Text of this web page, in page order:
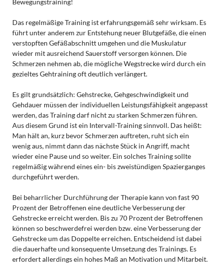
Das regelmäßige Training ist erfahrungsgemäß sehr wirksam. Es
führt unter anderem zur Entstehung neuer Blutgefäße, die einen
verstopften Gefäßabschnitt umgehen und die Muskulatur
wieder mit ausreichend Sauerstoff versorgen können. Die
Schmerzen nehmen ab, die mögliche Wegstrecke wird durch ein
gezieltes Gehtraining oft deutlich verlängert.
Es gilt grundsätzlich: Gehstrecke, Gehgeschwindigkeit und
Gehdauer müssen der individuellen Leistungsfähigkeit angepasst
werden, das Training darf nicht zu starken Schmerzen führen.
Aus diesem Grund ist ein Intervall-Training sinnvoll. Das heißt:
Man hält an, kurz bevor Schmerzen auftreten, ruht sich ein
wenig aus, nimmt dann das nächste Stück in Angriff, macht
wieder eine Pause und so weiter. Ein solches Training sollte
regelmäßig während eines ein- bis zweistündigen Spazierganges
durchgeführt werden.
Bei beharrlicher Durchführung der Therapie kann von fast 90
Prozent der Betroffenen eine deutliche Verbesserung der
Gehstrecke erreicht werden. Bis zu 70 Prozent der Betroffenen
können so beschwerdefrei werden bzw. eine Verbesserung der
Gehstrecke um das Doppelte erreichen. Entscheidend ist dabei
die dauerhafte und konsequente Umsetzung des Trainings. Es
erfordert allerdings ein hohes Maß an Motivation und Mitarbeit.